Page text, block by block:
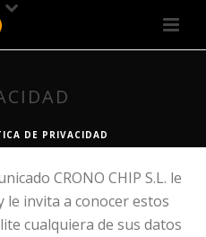
DE PRIVACIDAD
CRONO CHIP S.L. le
le invita a conocer estos
cualquiera de sus datos